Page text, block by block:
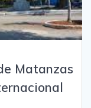
Matanzas